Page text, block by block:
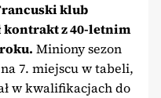
klub
kontrakt z 40-letnim
Miniony sezon
7. miejscu w tabeli,
w kwalifikacjach do